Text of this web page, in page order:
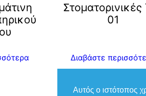
Στοματορινικές
01
Διαβάστε
Αυτός ο ιστότοπος